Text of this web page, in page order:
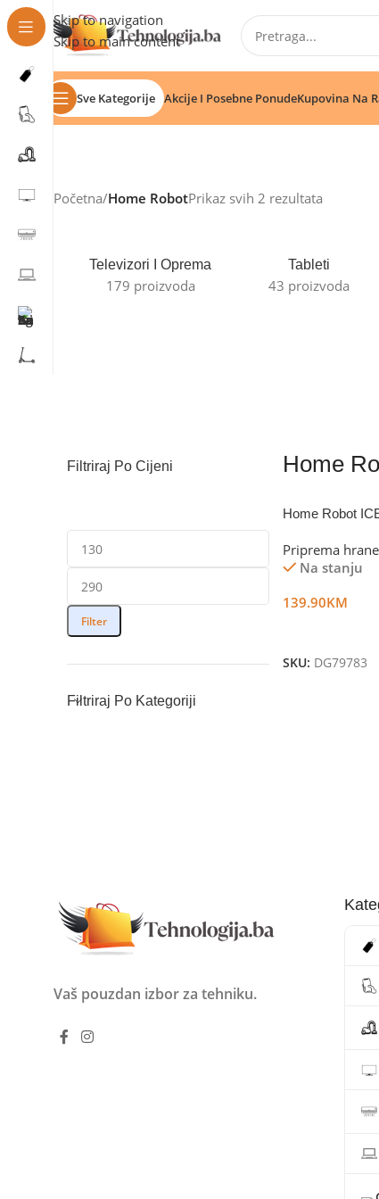
Skip to navigation
Skip to main content
Sve Kategorije Akcije I Posebne PonudeKupovina Na
Početna/Home RobotPrikaz svih 2 rezultata
Televizori I Oprema
179 proizvoda
Tableti
43 proizvoda
Filtriraj Po Cijeni
Filter
Filtriraj Po Kategoriji
Home
Home Robot
Priprema hrane
Na stanju
139.90KM
SKU: DG79783
Vaš pouzdan izbor za tehniku.